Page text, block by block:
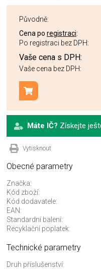
Původně:
Cena po registraci:
Po registraci bez DPH:
Vaše cena s DPH:
Vaše cena bez DPH:
Přidat do košíku
Máte IČ? Získejte
Vytisknout
Obecné parametry
Značka:
Kód zboží:
Kód dodavatele:
EAN:
Standardní balení:
Recyklační poplatek:
Technické parametry
Druh příslušenství: